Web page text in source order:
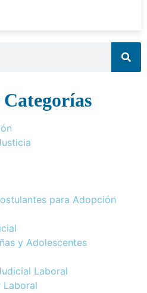
para Adopción
y Adolescentes
Laboral
Laboral